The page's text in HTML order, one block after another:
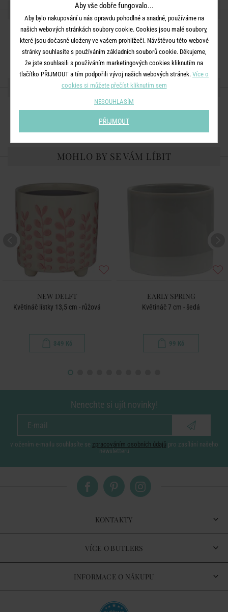
DETAILY PRODUKTU
Rozměry:
D 19 x Š 12 x V 10 cm
Materiál:kamenina
SDÍLEJTE S PŘÁTELI
MOHLO BY SE VÁM LÍBIT
NEW DELFT
Květináč lístky 13,5 cm - růžová
349 Kč
EARLY SPRING
Květináč 7 cm - šedá
99 Kč
Nenechte si ujít novinky!
vložením e-mailu souhlasíte se zpracováním osobních údajů pro zasílání našeho
newsletteru
KONTAKTY
VÍCE O BUTLERS
INFORMACE O NÁKUPU
Aby vše dobře fungovalo...
Aby bylo nakupování u nás opravdu pohodlné a snadné, používáme na
našich webových stránkách soubory cookie. Cookies jsou malé soubory,
které jsou dočasně uloženy ve vašem prohlížeči. Návštěvou této webové
stránky souhlasíte s používáním základních souborů cookie. Děkujeme,
že jste souhlasili s používáním marketingových cookies kliknutím na
tlačítko PŘIJMOUT a tím podpořili vývoj našich webových stránek. Více o
cookies si můžete přečíst kliknutím sem
NESOUHLASÍM
PŘIJMOUT